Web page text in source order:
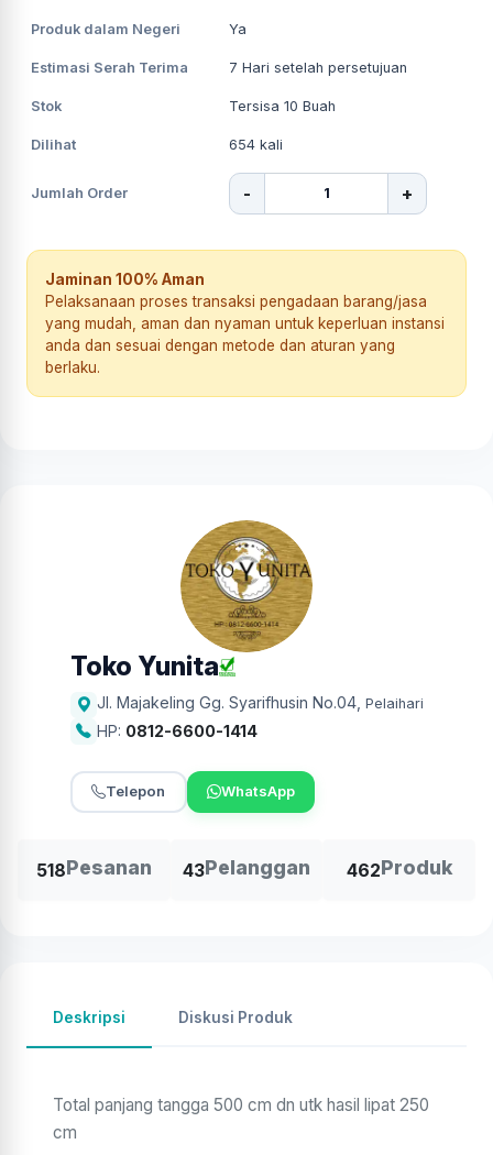
Produk dalam Negeri Ya
Estimasi Serah Terima 7 Hari setelah persetujuan
Stok Tersisa 10 Buah
Dilihat 654 kali
Jumlah Order - +
Jaminan 100% Aman
Pelaksanaan proses transaksi pengadaan barang/jasa
yang mudah, aman dan nyaman untuk keperluan instansi
anda dan sesuai dengan metode dan aturan yang
berlaku.
Toko Yunita
Jl. Majakeling Gg. Syarifhusin No.04, Pelaihari
HP: 0812-6600-1414
Telepon WhatsApp
518Pesanan 43Pelanggan 462Produk
Deskripsi Diskusi Produk
Total panjang tangga 500 cm dn utk hasil lipat 250
cm